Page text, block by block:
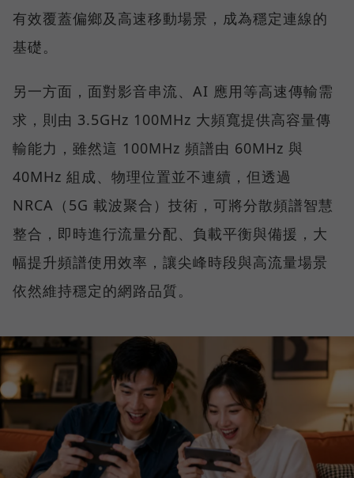
有效覆蓋偏鄉及高速移動場景，成為穩定連線的
基礎。
另一方面，面對影音串流、AI 應用等高速傳輸需
求，則由 3.5GHz 100MHz 大頻寬提供高容量傳
輸能力，雖然這 100MHz 頻譜由 60MHz 與
40MHz 組成、物理位置並不連續，但透過
NRCA（5G 載波聚合）技術，可將分散頻譜智慧
整合，即時進行流量分配、負載平衡與備援，大
幅提升頻譜使用效率，讓尖峰時段與高流量場景
依然維持穩定的網路品質。